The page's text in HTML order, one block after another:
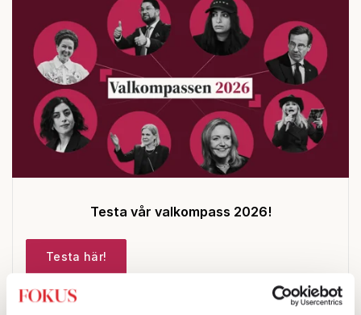
Testa vår valkompass 2026!
Testa här!